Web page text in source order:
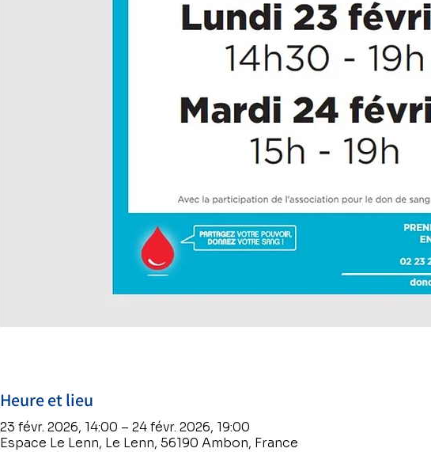
Heure et lieu
23 févr. 2026, 14:00 – 24 févr. 2026, 19:00
Espace Le Lenn, Le Lenn, 56190 Ambon, France